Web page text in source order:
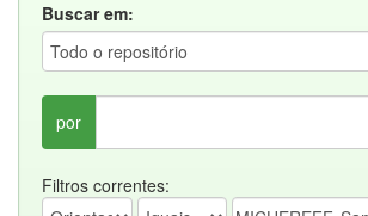
Buscar em:
por
Filtros correntes: